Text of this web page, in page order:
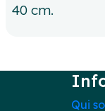
40 cm.
Qui